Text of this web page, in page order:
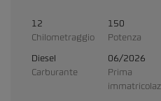
12
Chilometraggio
150
Potenza
Diesel
Carburante
06/2026
Prima